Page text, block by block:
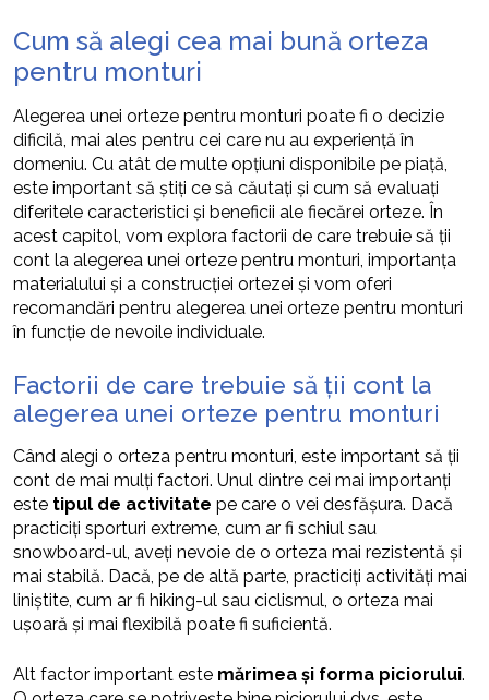
Cum să alegi cea mai bună orteza
pentru monturi
Alegerea unei orteze pentru monturi poate fi o decizie
dificilă, mai ales pentru cei care nu au experiență în
domeniu. Cu atât de multe opțiuni disponibile pe piață,
este important să știți ce să căutați și cum să evaluați
diferitele caracteristici și beneficii ale fiecărei orteze. În
acest capitol, vom explora factorii de care trebuie să ții
cont la alegerea unei orteze pentru monturi, importanța
materialului și a construcției ortezei și vom oferi
recomandări pentru alegerea unei orteze pentru monturi
în funcție de nevoile individuale.
Factorii de care trebuie să ții cont la
alegerea unei orteze pentru monturi
Când alegi o orteza pentru monturi, este important să ții
cont de mai mulți factori. Unul dintre cei mai importanți
este tipul de activitate pe care o vei desfășura. Dacă
practiciți sporturi extreme, cum ar fi schiul sau
snowboard-ul, aveți nevoie de o orteza mai rezistentă și
mai stabilă. Dacă, pe de altă parte, practiciți activități mai
liniștite, cum ar fi hiking-ul sau ciclismul, o orteza mai
ușoară și mai flexibilă poate fi suficientă.
Alt factor important este mărimea și forma piciorului.